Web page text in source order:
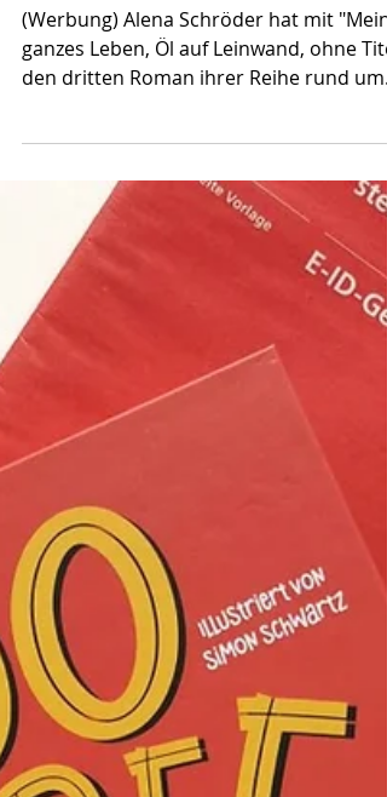
Leinwand, ohne Titel
(Werbung) Alena Schröder hat mit "Mein
den dritten Roman ihrer Reihe rund um
die Frauen der Familie Borowski
veröffentlicht. Da ich die ersten zwei
Bände sehr mochte, kam der dritte sofort
auf meine Leseliste. Ob sich die Lektüre
gelohnt hat? Lest selbst! Alena Schröders
Debüt "Junge Frau, am Fenster stehend,
Abendlicht, blaues Kleid"* sowie der
Nachfolgeband "Bei euch ist es immer so
unheimlich still"* konnten mich in den
Hörbuchver